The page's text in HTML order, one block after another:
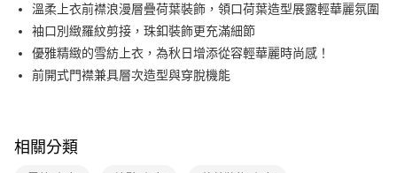
國泰世華商業銀行
兆豐國際商業銀行
臺灣中小企業銀行
台中商業銀行
匯豐（台灣）商業銀行
華泰商業銀行
聯邦商業銀行
遠東國際商業銀行
元大商業銀行
永豐商業銀行
台灣樂天信用卡公司
街口支付
AFTEE先享後付
相關說明
１．簡單：不需註冊會員、不需綁卡、不需儲值。
運送方式
溫柔上衣前襟浪漫層疊荷葉裝飾，領口荷葉造型展露輕華麗氛圍
袖口別緻羅紋剪接，珠釦裝飾更充滿細節
優雅精緻的雪紡上衣，為秋日增添從容輕華麗時尚感！
前開式門襟兼具層次造型與穿脫機能
相關分類